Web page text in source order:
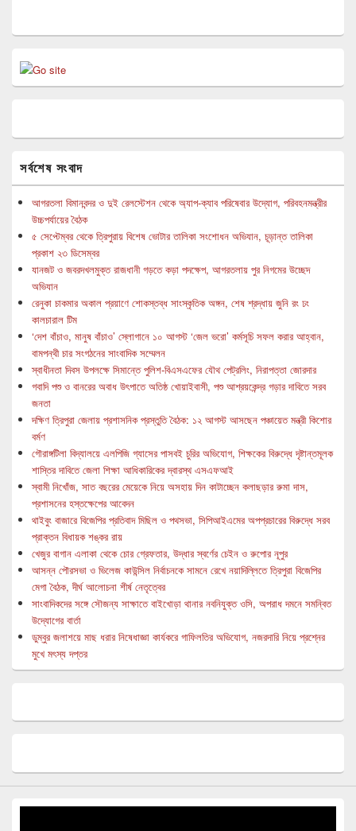
সর্বশেষ সংবাদ
আগরতলা বিমানবন্দর ও দুই রেলস্টেশন থেকে অ্যাপ-ক্যাব পরিষেবার উদ্যোগ, পরিবহনমন্ত্রীর
উচ্চপর্যায়ের বৈঠক
৫ সেপ্টেম্বর থেকে ত্রিপুরায় বিশেষ ভোটার তালিকা সংশোধন অভিযান, চূড়ান্ত তালিকা
প্রকাশ ২৩ ডিসেম্বর
যানজট ও জবরদখলমুক্ত রাজধানী গড়তে কড়া পদক্ষেপ, আগরতলায় পুর নিগমের উচ্ছেদ
অভিযান
রেনুকা চাকমার অকাল প্রয়াণে শোকস্তব্ধ সাংস্কৃতিক অঙ্গন, শেষ শ্রদ্ধায় জুনি রং ঢং
কালচারাল টিম
‘দেশ বাঁচাও, মানুষ বাঁচাও’ স্লোগানে ১০ আগস্ট ‘জেল ভরো’ কর্মসূচি সফল করার আহ্বান,
বামপন্থী চার সংগঠনের সাংবাদিক সম্মেলন
স্বাধীনতা দিবস উপলক্ষে সিমান্তে পুলিশ-বিএসএফের যৌথ পেট্রলিং, নিরাপত্তা জোরদার
গবাদি পশু ও বানরের অবাধ উৎপাতে অতিষ্ঠ খোয়াইবাসী, পশু আশ্রয়কেন্দ্র গড়ার দাবিতে সরব
জনতা
দক্ষিণ ত্রিপুরা জেলায় প্রশাসনিক প্রস্তুতি বৈঠক: ১২ আগস্ট আসছেন পঞ্চায়েত মন্ত্রী কিশোর
বর্মণ
গৌরাঙ্গটিলা বিদ্যালয়ে এলপিজি গ্যাসের পাসবই চুরির অভিযোগ, শিক্ষকের বিরুদ্ধে দৃষ্টান্তমূলক
শাস্তির দাবিতে জেলা শিক্ষা আধিকারিকের দ্বারস্থ এসএফআই
স্বামী নিখোঁজ, সাত বছরের মেয়েকে নিয়ে অসহায় দিন কাটাচ্ছেন কলাছড়ার রুমা দাস,
প্রশাসনের হস্তক্ষেপের আবেদন
থাইবুং বাজারে বিজেপির প্রতিবাদ মিছিল ও পথসভা, সিপিআইএমের অপপ্রচারের বিরুদ্ধে সরব
প্রাক্তন বিধায়ক শঙ্কর রায়
খেজুর বাগান এলাকা থেকে চোর গ্রেফতার, উদ্ধার স্বর্ণের চেইন ও রুপোর নূপুর
আসন্ন পৌরসভা ও ভিলেজ কাউন্সিল নির্বাচনকে সামনে রেখে নয়াদিল্লিতে ত্রিপুরা বিজেপির
মেগা বৈঠক, দীর্ঘ আলোচনা শীর্ষ নেতৃত্বের
সাংবাদিকদের সঙ্গে সৌজন্য সাক্ষাতে বাইখোড়া থানার নবনিযুক্ত ওসি, অপরাধ দমনে সমন্বিত
উদ্যোগের বার্তা
ডুম্বুর জলাশয়ে মাছ ধরার নিষেধাজ্ঞা কার্যকরে গাফিলতির অভিযোগ, নজরদারি নিয়ে প্রশ্নের
মুখে মৎস্য দপ্তর